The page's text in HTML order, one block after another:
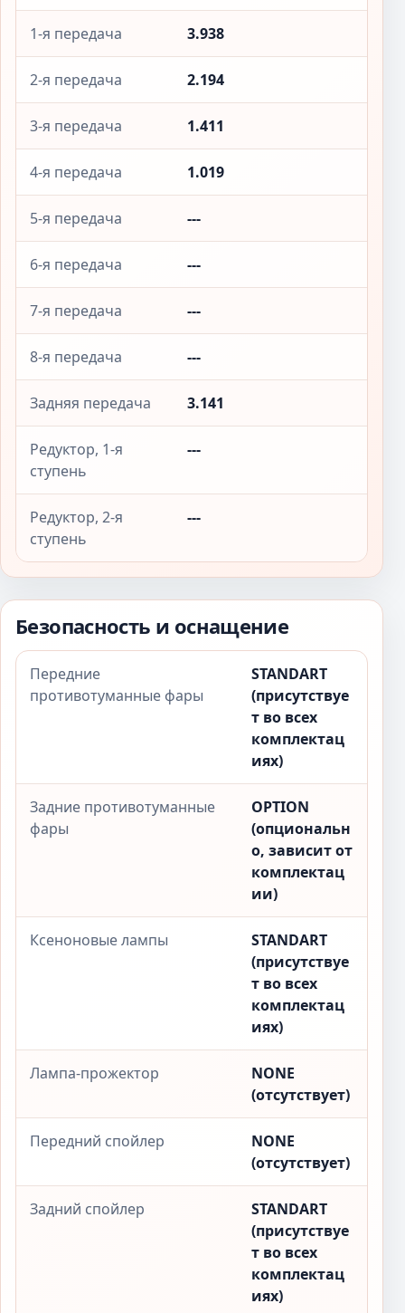
1-я передача 3.938
2-я передача 2.194
3-я передача 1.411
4-я передача 1.019
5-я передача ---
6-я передача ---
7-я передача ---
8-я передача ---
Задняя передача 3.141
Редуктор, 1-я
ступень
---
Редуктор, 2-я
ступень
---
Безопасность и оснащение
Передние
противотуманные фары
STANDART
(присутствуе
т во всех
комплектац
иях)
Задние противотуманные
фары
OPTION
(опциональн
о, зависит от
комплектац
ии)
Ксеноновые лампы
STANDART
(присутствуе
т во всех
комплектац
иях)
Лампа-прожектор
NONE
(отсутствует)
Передний спойлер
NONE
(отсутствует)
Задний спойлер
STANDART
(присутствуе
т во всех
комплектац
иях)